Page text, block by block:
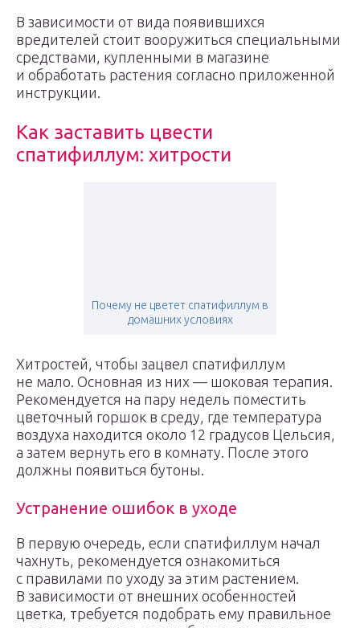
В зависимости от вида появившихся
вредителей стоит вооружиться специальными
средствами, купленными в магазине
и обработать растения согласно приложенной
инструкции.
Как заставить цвести
спатифиллум: хитрости
Почему не цветет спатифиллум в
домашних условиях
Хитростей, чтобы зацвел спатифиллум
не мало. Основная из них — шоковая терапия.
Рекомендуется на пару недель поместить
цветочный горшок в среду, где температура
воздуха находится около 12 градусов Цельсия,
а затем вернуть его в комнату. После этого
должны появиться бутоны.
Устранение ошибок в уходе
В первую очередь, если спатифиллум начал
чахнуть, рекомендуется ознакомиться
с правилами по уходу за этим растением.
В зависимости от внешних особенностей
цветка, требуется подобрать ему правильное